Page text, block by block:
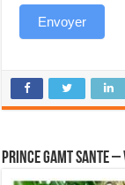
Envoyer
Prince GAMT